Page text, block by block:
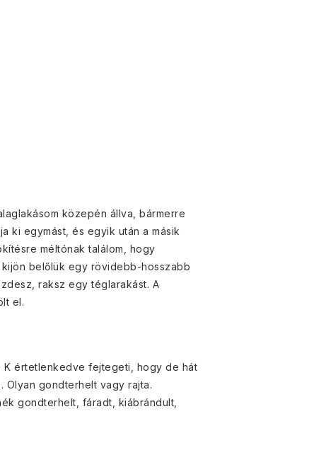
közepén állva, bármerre
ki egymást, és egyik után a másik
méltónak találom, hogy
belőlük egy rövidebb-hosszabb
raksz egy téglarakást. A
el.
K értetlenkedve fejtegeti, hogy de hát
Olyan gondterhelt vagy rajta.
gondterhelt, fáradt, kiábrándult,